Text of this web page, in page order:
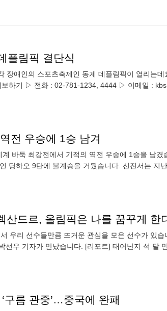
플림픽 결단식
리는데요. 우리 선수단이 결단식을 갖고 선전을 다짐했습
보하기 ▷ 전화 : 02-781-1234, 4444 ▷ 이메일 :
전 우승에 1승 남겨
바둑 최강전에서 기적의 역전 우승에 1승을 남
딩하오 9단에 불계승을 거뒀습니다. 신진서는 지
산드르, 올림픽은 나를 꿈꾸게 한
우리 선수들만큼 뜨거운 관심을 모은 선수가 있
선우 기자가 만났습니다. [리포트] 태어난지 석 달
구름 관중’…중국에 완패